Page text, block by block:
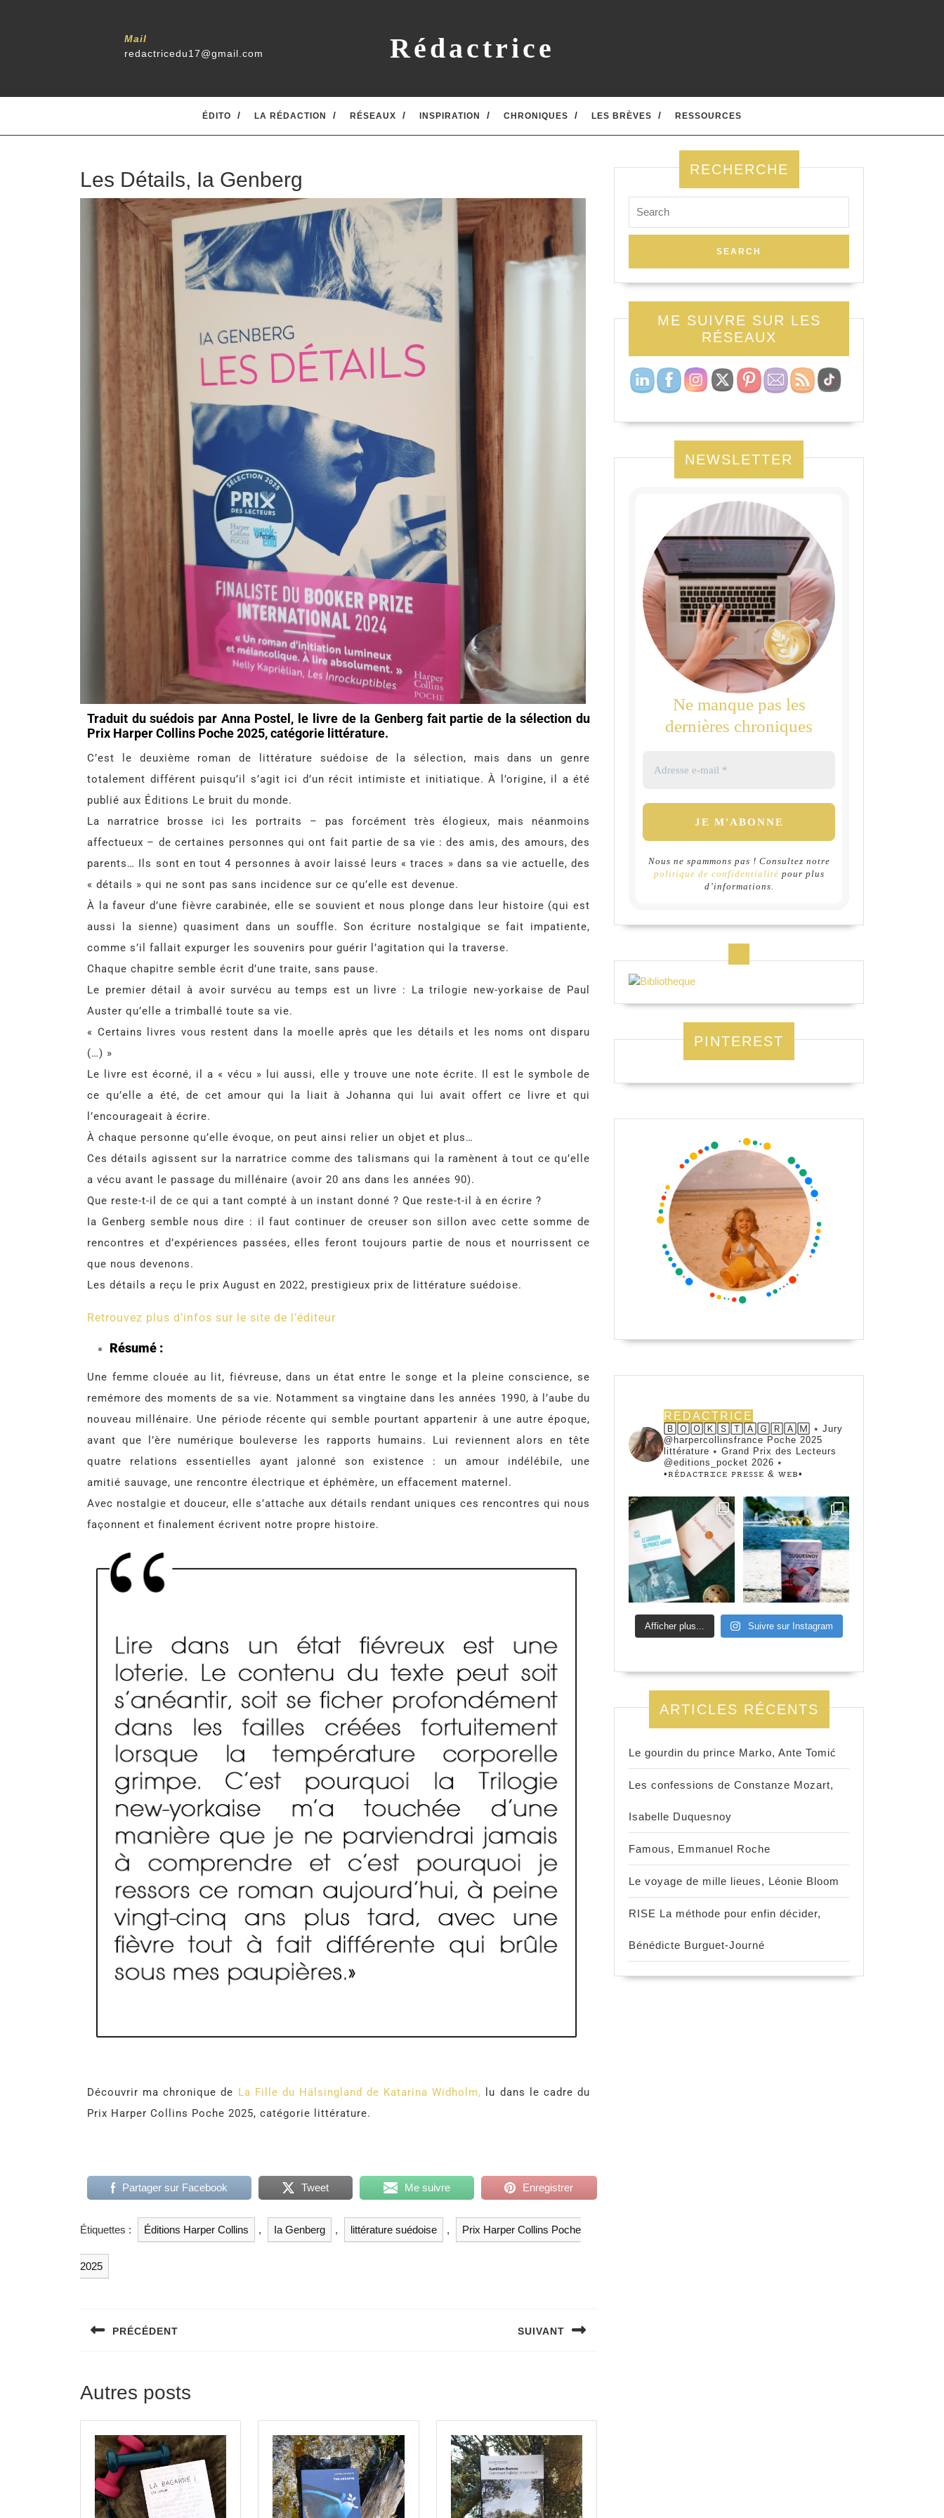
Mail
redactricedu17@gmail.com
Rédactrice
ÉDITO LA RÉDACTION RÉSEAUX INSPIRATION CHRONIQUES LES BRÈVES RESSOURCES
Les Détails, Ia Genberg
Traduit du suédois par Anna Postel, le livre de Ia Genberg fait partie de la sélection du
Prix Harper Collins Poche 2025, catégorie littérature.
C’est le deuxième roman de littérature suédoise de la sélection, mais dans un genre
totalement différent puisqu’il s’agit ici d’un récit intimiste et initiatique. À l’origine, il a été
publié aux Éditions Le bruit du monde.
La narratrice brosse ici les portraits – pas forcément très élogieux, mais néanmoins
affectueux – de certaines personnes qui ont fait partie de sa vie : des amis, des amours, des
parents… Ils sont en tout 4 personnes à avoir laissé leurs « traces » dans sa vie actuelle, des
« détails » qui ne sont pas sans incidence sur ce qu’elle est devenue.
À la faveur d’une fièvre carabinée, elle se souvient et nous plonge dans leur histoire (qui est
aussi la sienne) quasiment dans un souffle. Son écriture nostalgique se fait impatiente,
comme s’il fallait expurger les souvenirs pour guérir l’agitation qui la traverse.
Chaque chapitre semble écrit d’une traite, sans pause.
Le premier détail à avoir survécu au temps est un livre : La trilogie new-yorkaise de Paul
Auster qu’elle a trimballé toute sa vie.
« Certains livres vous restent dans la moelle après que les détails et les noms ont disparu
(…) »
Le livre est écorné, il a « vécu » lui aussi, elle y trouve une note écrite. Il est le symbole de
ce qu’elle a été, de cet amour qui la liait à Johanna qui lui avait offert ce livre et qui
l’encourageait à écrire.
À chaque personne qu’elle évoque, on peut ainsi relier un objet et plus…
Ces détails agissent sur la narratrice comme des talismans qui la ramènent à tout ce qu’elle
a vécu avant le passage du millénaire (avoir 20 ans dans les années 90).
Que reste-t-il de ce qui a tant compté à un instant donné ? Que reste-t-il à en écrire ?
Ia Genberg semble nous dire : il faut continuer de creuser son sillon avec cette somme de
rencontres et d’expériences passées, elles feront toujours partie de nous et nourrissent ce
que nous devenons.
Les détails a reçu le prix August en 2022, prestigieux prix de littérature suédoise.
Retrouvez plus d’infos sur le site de l’éditeur
Résumé :
Une femme clouée au lit, fiévreuse, dans un état entre le songe et la pleine conscience, se
remémore des moments de sa vie. Notamment sa vingtaine dans les années 1990, à l’aube du
nouveau millénaire. Une période récente qui semble pourtant appartenir à une autre époque,
avant que l’ère numérique bouleverse les rapports humains. Lui reviennent alors en tête
quatre relations essentielles ayant jalonné son existence : un amour indélébile, une
amitié sauvage, une rencontre électrique et éphémère, un effacement maternel.
Avec nostalgie et douceur, elle s’attache aux détails rendant uniques ces rencontres qui nous
façonnent et finalement écrivent notre propre histoire.
Découvrir ma chronique de La Fille du Hälsingland de Katarina Widholm, lu dans le cadre du
Prix Harper Collins Poche 2025, catégorie littérature.
Partager sur Facebook Tweet Me suivre Enregistrer
Étiquettes : Éditions Harper Collins , Ia Genberg , littérature suédoise , Prix Harper Collins Poche
2025
PRÉCÉDENT SUIVANT
Autres posts
RECHERCHE
ME SUIVRE SUR LES
RÉSEAUX
NEWSLETTER
Ne manque pas les
dernières chroniques
Nous ne spammons pas ! Consultez notre
politique de confidentialité pour plus
d’informations.
PINTEREST
REDACTRICE
🄱🄾🄾🄺🅂🅃🄰🄶🅁🄰🄼 ⭑ Jury
@harpercollinsfrance Poche 2025
littérature ⭑ Grand Prix des Lecteurs
@editions_pocket 2026 ⭑
•ꭱꭼ́ꭰꭺꮯꭲꭱꮖꮯꭼ ꮲꭱꭼꮪꮪꭼ & ꮃꭼᏼ•
Afficher plus... Suivre sur Instagram
ARTICLES RÉCENTS
Le gourdin du prince Marko, Ante Tomić
Les confessions de Constanze Mozart,
Isabelle Duquesnoy
Famous, Emmanuel Roche
Le voyage de mille lieues, Léonie Bloom
RISE La méthode pour enfin décider,
Bénédicte Burguet-Journé